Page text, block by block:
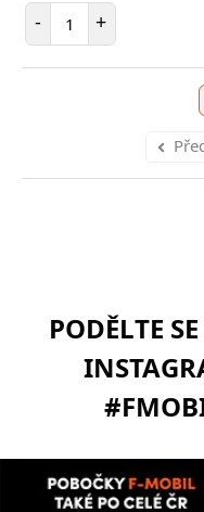
- Počet položek
+
položek
PODĚLTE